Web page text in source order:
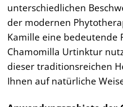
unterschiedlichen
der modernen
Kamille eine bedeutende
Chamomilla Urtinktur
dieser traditionsreichen
Ihnen auf natürliche